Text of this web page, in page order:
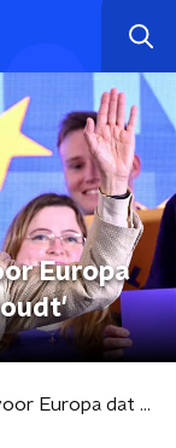
Europa
Stand.nl: 'Het is goed voor Europa dat het midden stand houdt'